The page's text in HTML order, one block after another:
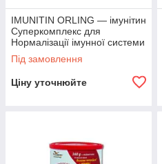
IMUNITIN ORLING — імунітин
Суперкомплекс для
Нормалізації імунної системи
360 капсул
Під замовлення
Ціну уточнюйте